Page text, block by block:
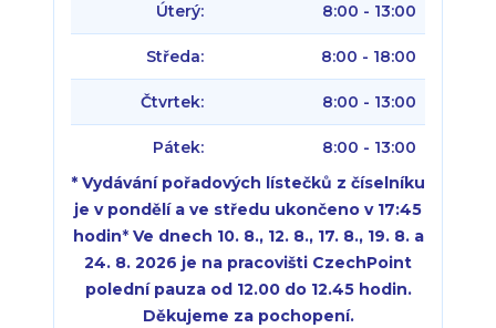
Úterý: 8:00 - 13:00
Středa: 8:00 - 18:00
Čtvrtek: 8:00 - 13:00
Pátek:
8:00 - 13:00
* Vydávání pořadových lístečků z číselníku
je v pondělí a ve středu ukončeno v 17:45
hodin* Ve dnech 10. 8., 12. 8., 17. 8., 19. 8. a
24. 8. 2026 je na pracovišti CzechPoint
polední pauza od 12.00 do 12.45 hodin.
Děkujeme za pochopení.